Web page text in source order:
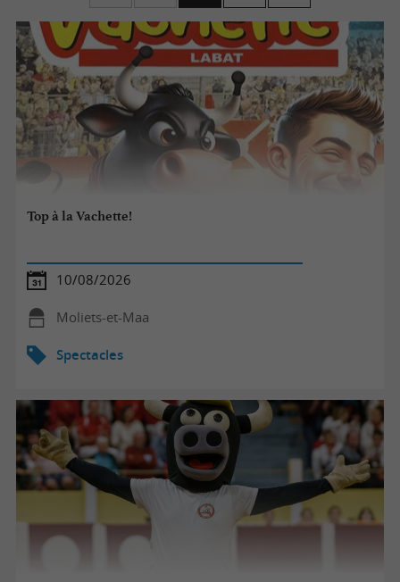
Top à la Vachette!
10/08/2026
Moliets-et-Maa
Spectacles